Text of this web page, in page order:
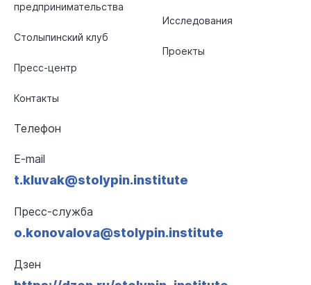
предпринимательства
Столыпинский клуб
Пресс-центр
Контакты
Исследования
Проекты
Телефон
E-mail
t.kluvak@stolypin.institute
Пресс-служба
o.konovalova@stolypin.institute
Дзен